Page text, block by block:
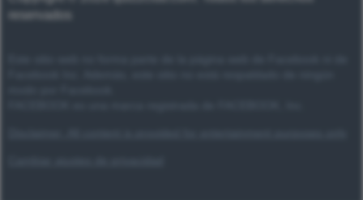
reservados